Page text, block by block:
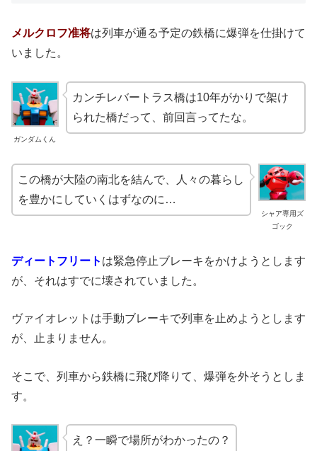
メルクロフ准将は列車が通る予定の鉄橋に爆弾を仕掛けて
いました。
ガンダムくん
カンチレバートラス橋は10年がかりで架け
られた橋だって、前回言ってたな。
シャア専用ズ
ゴック
この橋が大陸の南北を結んで、人々の暮らし
を豊かにしていくはずなのに…
ディートフリート は緊急停止ブレーキをかけようとします
が、それはすでに壊されていました。
ヴァイオレットは手動ブレーキで列車を止めようとします
が、止まりません。
そこで、列車から鉄橋に飛び降りて、爆弾を外そうとしま
す。
え？一瞬で場所がわかったの？